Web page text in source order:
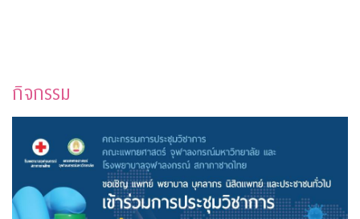
กิจกรรม